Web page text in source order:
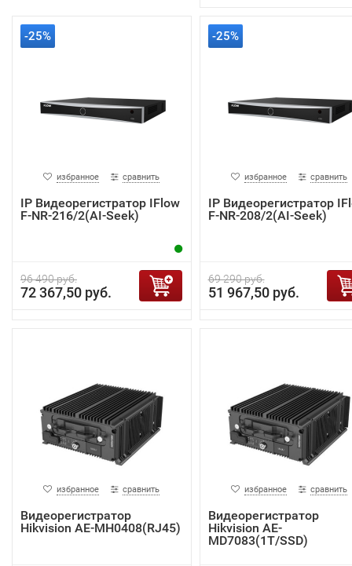
-25%
избранное сравнить
IP Видеорегистратор IFlow
F-NR-216/2(AI-Seek)
96 490 руб.
72 367,50 руб.
-25%
избранное сравнить
IP Видеорегистратор
F-NR-208/2(AI-Seek)
69 290 руб.
51 967,50 руб.
избранное сравнить
Видеорегистратор
Hikvision AE-MH0408(RJ45)
избранное сравнить
Видеорегистратор
Hikvision AE-
MD7083(1T/SSD)